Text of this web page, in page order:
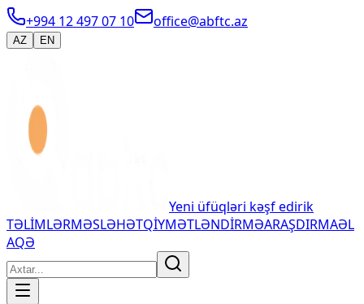
+994 12 497 07 10 office@abftc.az
AZ EN
Yeni üfüqləri kəşf edirik
TƏLİMLƏRMƏSLƏHƏTQİYMƏTLƏNDİRMƏARAŞDIRMAƏL
AQƏ